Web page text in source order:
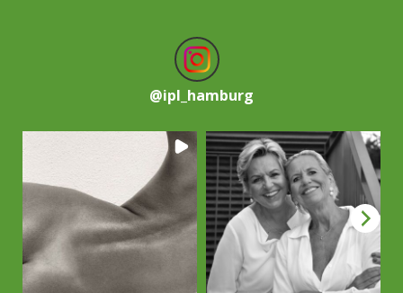
@ipl_hamburg